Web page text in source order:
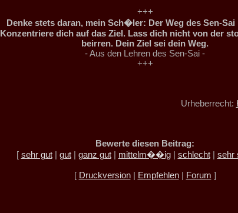
+++
Denke stets daran, mein Sch�ler: Der Weg des Sen-Sai
Konzentriere dich auf das Ziel. Lass dich nicht von der
beirren. Dein Ziel sei dein Weg.
- Aus den Lehren des Sen-Sai -
+++
Urheberrecht:
Bewerte diesen Beitrag:
[ sehr gut| gut| ganz gut| mittelm��ig| schlecht| sehr
[ Druckversion| Empfehlen| Forum ]